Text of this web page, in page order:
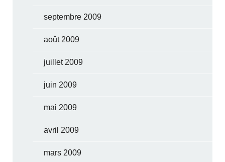
septembre 2009
août 2009
juillet 2009
juin 2009
mai 2009
avril 2009
mars 2009